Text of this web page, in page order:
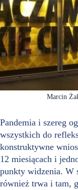
Marcin
Pandemia i szereg
wszystkich do
konstruktywne
12 miesiącach i
punkty widzenia. W
również trwa i tam,